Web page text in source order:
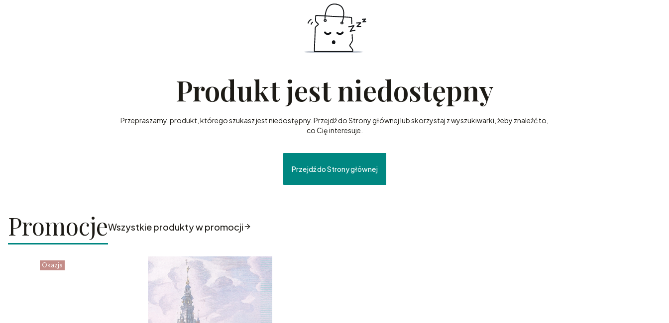
Produkt jest niedostępny
Przepraszamy, produkt, którego szukasz jest niedostępny. Przejdź do Strony głównej lub skorzystaj z wyszukiwarki, żeby znaleźć to,
co Cię interesuje.
Przejdź do Strony głównej
PromocjeWszystkie produkty w promocji
Okazja